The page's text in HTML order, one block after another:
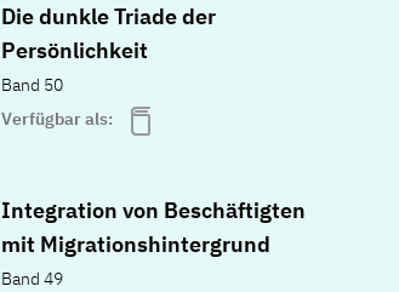
Die dunkle Triade der
Persönlichkeit
Band 50
Verfügbar als:
Integration von Beschäftigten
mit Migrationshintergrund
Band 49